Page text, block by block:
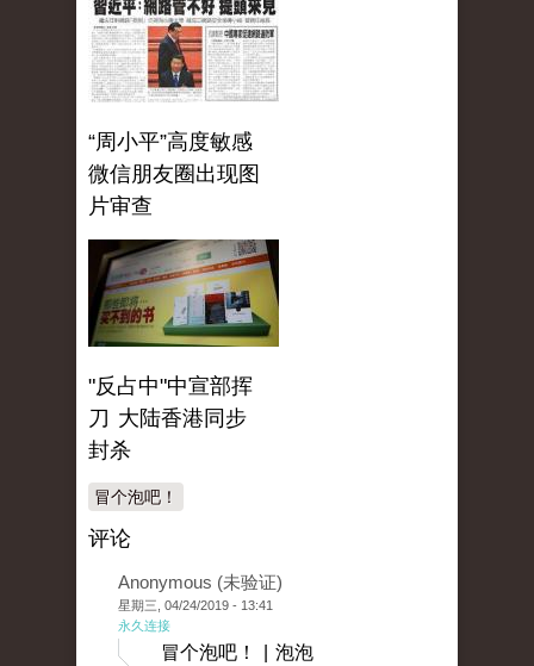
“周小平”高度敏感
微信朋友圈出现图
片审查
"反占中"中宣部挥
刀 大陆香港同步
封杀
冒个泡吧！
评论
Anonymous (未验证)
星期三, 04/24/2019 - 13:41
永久连接
冒个泡吧！ | 泡泡